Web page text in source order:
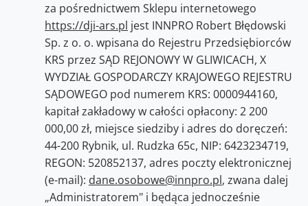
za pośrednictwem Sklepu internetowego
https://dji-ars.pl jest INNPRO Robert Błędowski
Sp. z o. o. wpisana do Rejestru Przedsiębiorców
KRS przez SĄD REJONOWY W GLIWICACH, X
WYDZIAŁ GOSPODARCZY KRAJOWEGO REJESTRU
SĄDOWEGO pod numerem KRS: 0000944160,
kapitał zakładowy w całości opłacony: 2 200
000,00 zł, miejsce siedziby i adres do doręczeń:
44-200 Rybnik, ul. Rudzka 65c, NIP: 6423234719,
REGON: 520852137, adres poczty elektronicznej
(e-mail): dane.osobowe@innpro.pl, zwana dalej
„Administratorem" i będąca jednocześnie